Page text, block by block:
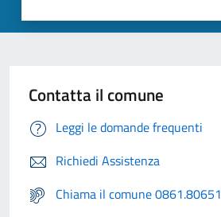
Contatta il comune
Leggi le domande frequenti
Richiedi Assistenza
Chiama il comune 0861.80651